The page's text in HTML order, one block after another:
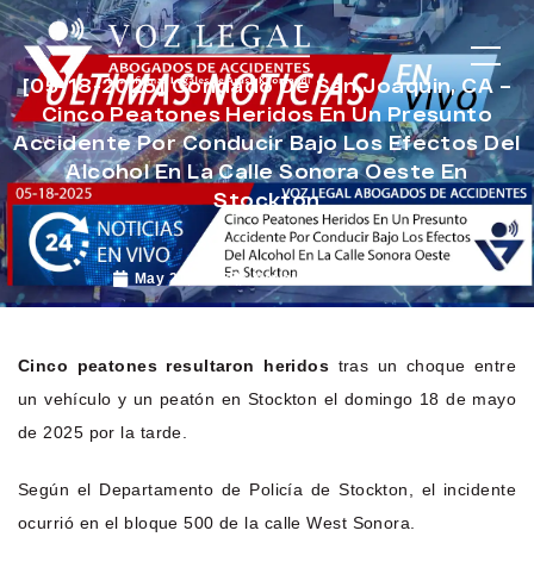
[05-18-2025] Condado De San Joaquin, CA –
Cinco Peatones Heridos En Un Presunto
Accidente Por Conducir Bajo Los Efectos Del
Alcohol En La Calle Sonora Oeste En
Stockton
May 21, 2025 Noticias de Accidentes
Cinco peatones resultaron heridos tras un choque entre
un vehículo y un peatón en Stockton el domingo 18 de mayo
de 2025 por la tarde.
Según el Departamento de Policía de Stockton, el incidente
ocurrió en el bloque 500 de la calle West Sonora.